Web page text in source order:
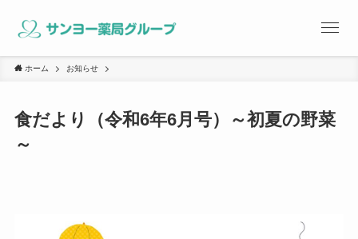
ホーム お知らせ
食だより（令和6年6月号）～初夏の野菜
～